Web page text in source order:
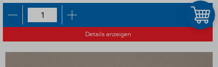
Details anzeigen